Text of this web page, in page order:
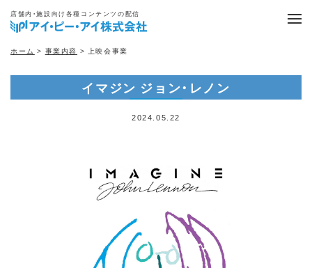
店舗内・施設向け各種コンテンツの配信
ホーム > 事業内容 > 上映会事業
イマジン ジョン・レノン
2024.05.22